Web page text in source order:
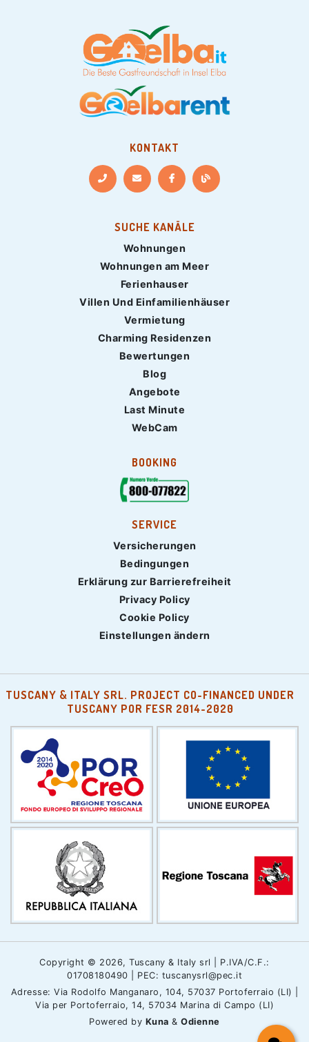
KONTAKT
SUCHE KANÄLE
Wohnungen
Wohnungen am Meer
Ferienhauser
Villen Und Einfamilienhäuser
Vermietung
Charming Residenzen
Bewertungen
Blog
Angebote
Last Minute
WebCam
BOOKING
SERVICE
Versicherungen
Bedingungen
Erklärung zur Barrierefreiheit
Privacy Policy
Cookie Policy
Einstellungen ändern
TUSCANY & ITALY SRL. PROJECT CO-FINANCED UNDER
TUSCANY POR FESR 2014-2020
Copyright © 2026, Tuscany & Italy srl | P.IVA/C.F.:
01708180490 | PEC: tuscanysrl@pec.it
Adresse: Via Rodolfo Manganaro, 104, 57037 Portoferraio (LI) |
Via per Portoferraio, 14, 57034 Marina di Campo (LI)
Powered by Kuna &Odienne